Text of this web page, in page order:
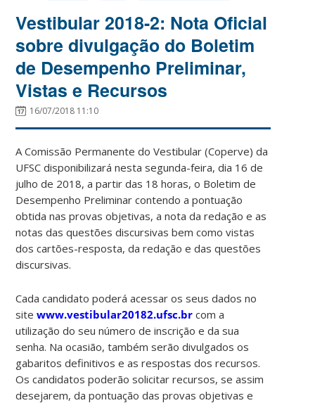
Vestibular 2018-2: Nota Oficial
sobre divulgação do Boletim
de Desempenho Preliminar,
Vistas e Recursos
16/07/2018 11:10
A Comissão Permanente do Vestibular (Coperve) da
UFSC disponibilizará nesta segunda-feira, dia 16 de
julho de 2018, a partir das 18 horas, o Boletim de
Desempenho Preliminar contendo a pontuação
obtida nas provas objetivas, a nota da redação e as
notas das questões discursivas bem como vistas
dos cartões-resposta, da redação e das questões
discursivas.
Cada candidato poderá acessar os seus dados no
sitewww.vestibular20182.ufsc.br com a
utilização do seu número de inscrição e da sua
senha. Na ocasião, também serão divulgados os
gabaritos definitivos e as respostas dos recursos.
Os candidatos poderão solicitar recursos, se assim
desejarem, da pontuação das provas objetivas e